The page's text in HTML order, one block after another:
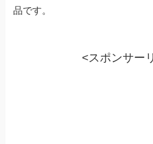
品です。
<スポンサー